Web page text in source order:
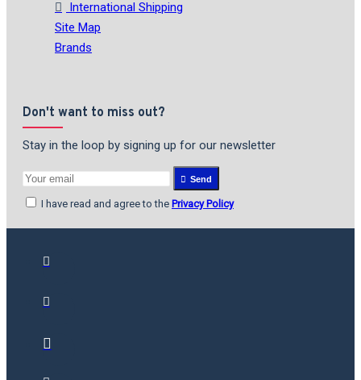
International Shipping
Site Map
Brands
Don't want to miss out?
Stay in the loop by signing up for our newsletter
Send
I have read and agree to the Privacy Policy